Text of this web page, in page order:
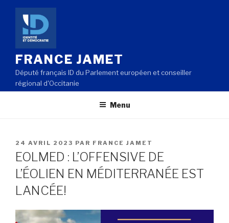
Aller
contenu
principal
FRANCE JAMET
Député français ID du Parlement européen et conseiller
régional d'Occitanie
Menu
PUBLIÉ
LE
24 AVRIL 2023 PAR FRANCE JAMET
EOLMED : L’OFFENSIVE DE
L’ÉOLIEN EN MÉDITERRANÉE EST
LANCÉE!